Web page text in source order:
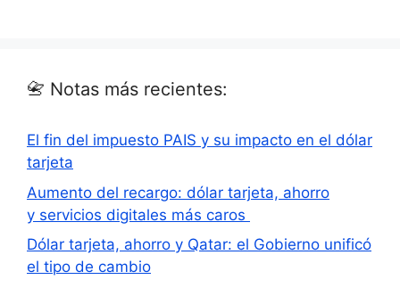
📇 Notas más recientes:
El fin del impuesto PAIS y su impacto en el dólar
tarjeta
Aumento del recargo: dólar tarjeta, ahorro
y servicios digitales más caros
Dólar tarjeta, ahorro y Qatar: el Gobierno unificó
el tipo de cambio